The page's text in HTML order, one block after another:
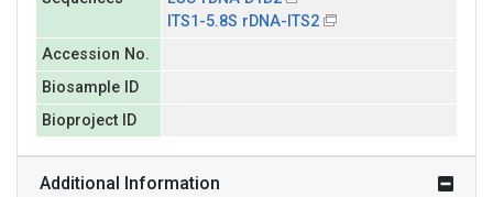
ITS1-5.8S rDNA-ITS2
Accession No.
Biosample ID
Bioproject ID
Additional Information